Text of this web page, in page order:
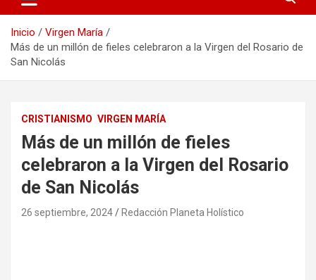
Inicio
Virgen María
Más de un millón de fieles celebraron a la Virgen del Rosario de
San Nicolás
CRISTIANISMO VIRGEN MARÍA
Más de un millón de fieles
celebraron a la Virgen del Rosario
de San Nicolás
26 septiembre, 2024 Redacción Planeta Holístico